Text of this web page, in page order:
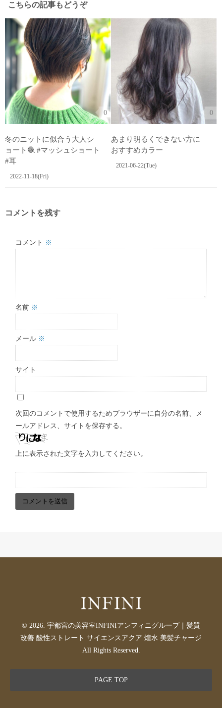
こちらの記事もどうぞ
0
冬のニットに似合う大人シ
ョート🧶 #マッシュショート
#耳
2022-11-18(Fri)
0
あまり明るくできない方に
おすすめカラー
2021-06-22(Tue)
コメントを残す
コメント ※
名前 ※
メール ※
サイト
次回のコメントで使用するためブラウザーに自分の名前、メ
ールアドレス、サイトを保存する。
上に表示された文字を入力してください。
© 2026. 宇都宮の美容室INFINIアンフィニグループ｜髪質
改善 酸性ストレート サイエンスアクア 煌水 美髪チャージ
All Rights Reserved.
PAGE TOP